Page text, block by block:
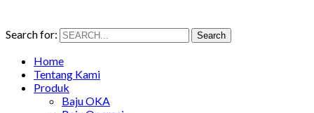
Search for: Search
Home
Tentang Kami
Produk
Baju OKA